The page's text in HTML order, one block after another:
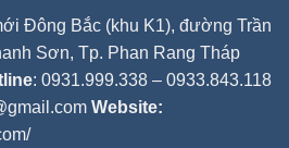
Đông Bắc (khu K1), đường Trần
Sơn, Tp. Phan Rang Tháp
: 0931.999.338 – 0933.843.118
Website: